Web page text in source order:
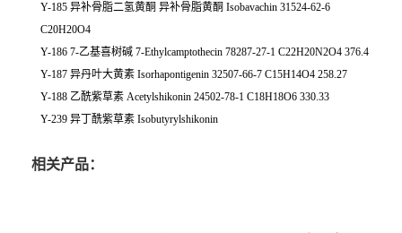
Y-185 异补骨脂二氢黄酮 异补骨脂黄酮 Isobavachin 31524-62-6
C20H20O4
Y-186 7-乙基喜树碱 7-Ethylcamptothecin 78287-27-1 C22H20N2O4 376.4
Y-187 异丹叶大黄素 Isorhapontigenin 32507-66-7 C15H14O4 258.27
Y-188 乙酰紫草素 Acetylshikonin 24502-78-1 C18H18O6 330.33
Y-239 异丁酰紫草素 Isobutyrylshikonin
相关产品：